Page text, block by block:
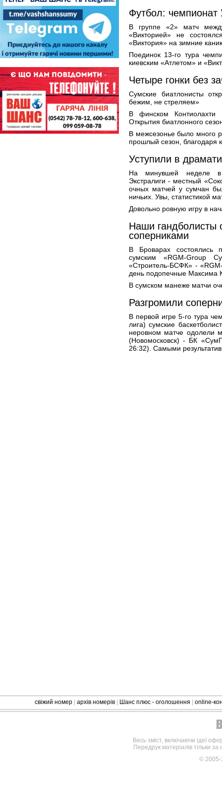
Футбол:
В группе «2» матч
«Викторией» не
«Виктория» на зимние
Поединок 13-го тура
киевским «Атлетом» и
Четыре гонки без
Сумские биатлонисты
бежим, не стреляем»
В финском
Открытия биатлонного
В межсезонье было много
прошлый сезон, благодаря
Уступили в
На минувшей неделе в
Экстралиги - местный
очных матчей у сумчан
ничьих. Увы, статистикой
Довольно ровную игру в
Наши гандболисты
соперниками
В Броварах состоялись
сумским «RGM-Group
«Строитель-БСФК» -
день подопечные Максима
В сумском манеже матчи
Разгромили
В первой игре 5-го тура
лига) сумские
неровном матче одолели
(Новомосковск) - БК
26:32). Самыми
свіжий номер архів номерів Шанс плюс - оголошення online-
Весь зміст, включаючи ідеї
Передрук матеріалів тільки
©